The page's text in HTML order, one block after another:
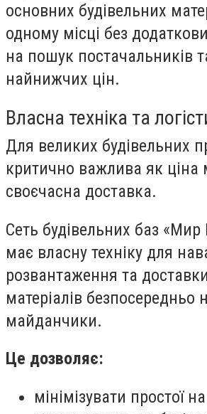
основних будівельних
одному місці без
на пошук постачальників
найнижчих цін.
Власна техніка та
Для великих будівельних
критично важлива як ціна
своєчасна доставка.
Сеть будівельних баз
має власну техніку для
розвантаження та
матеріалів безпосередньо
майданчики.
Це дозволяє:
мінімізувати простої